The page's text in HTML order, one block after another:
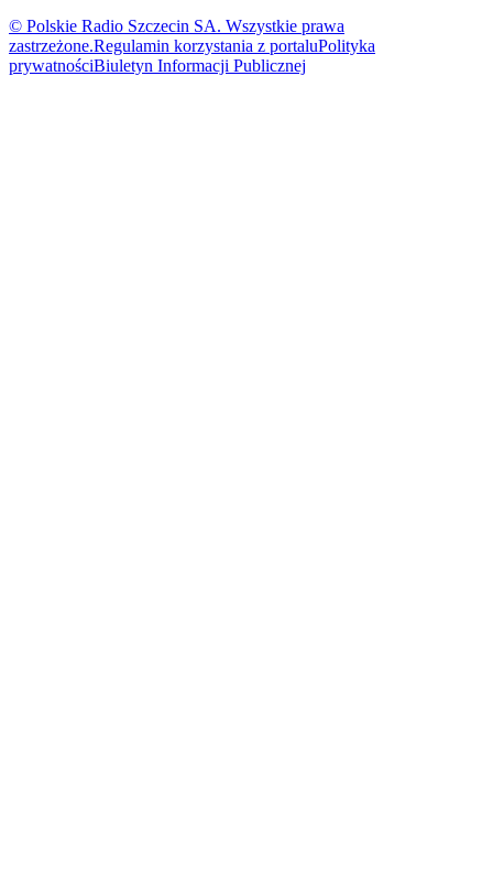
© Polskie Radio Szczecin SA. Wszystkie prawa
zastrzeżone.Regulamin korzystania z portaluPolityka
prywatnościBiuletyn Informacji Publicznej